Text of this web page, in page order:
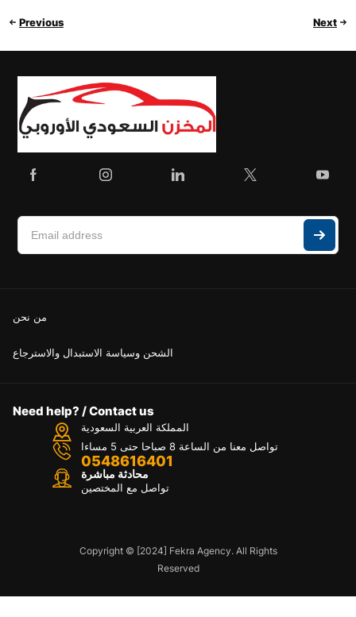
Previous Next
من نحن
الشحن وسياسة الاستبدال والاسترجاع
Need help? / Contact us
المملكة العربية السعودية
تواصل معنا من الساعة 8 صباحا حتى 5 مساءا
0548616401
محادثة مباشرة
تواصل مع المختصين
Copyright © [2024] Fekra Agency. All Rights
Reserved